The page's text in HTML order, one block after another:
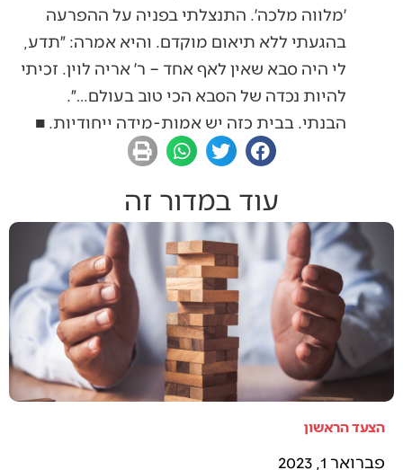
׳מלווה מלכה׳. התנצלתי בפניה על ההפרעה
בהגעתי ללא תיאום מוקדם. והיא אמרה: ״תדע,
לי היה סבא שאין לאף אחד – ר׳ אריה לוין. זכיתי
להיות נכדה של הסבא הכי טוב בעולם…״.
הבנתי. בבית כזה יש אמות-מידה ייחודיות. ■
עוד במדור זה
הצעד הראשון
פברואר 1, 2023